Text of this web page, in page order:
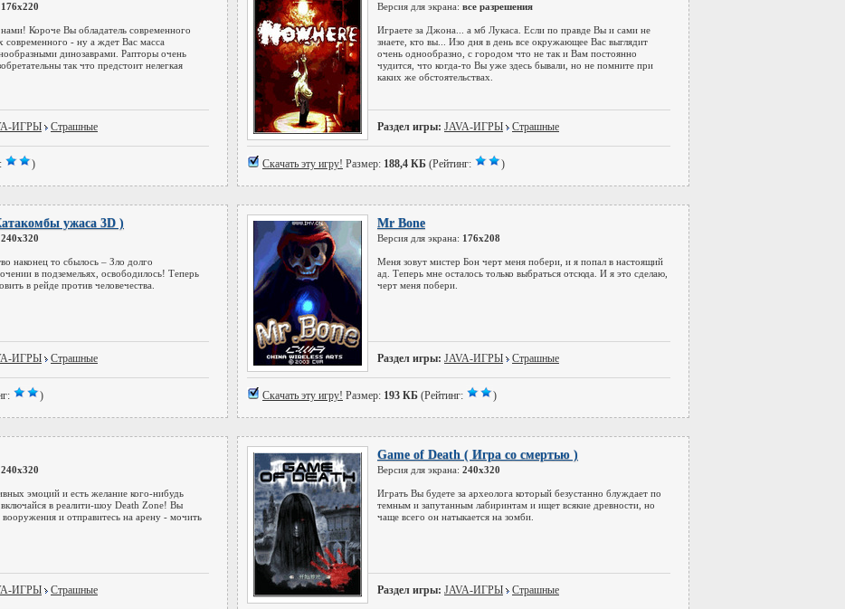
176x220
Короче Вы обладатель современного
современного - ну а ждет Вас масса
динозаврами. Рапторы очень
так что предстоит нелегкая
ИГРЫ Страшные
)
Версия для экрана: все разрешения
Играете за Джона... а мб Лукаса. Если по правде Вы и сами не
знаете, кто вы... Изо дня в день все окружающее Вас выглядит
очень однообразно, с городом что не так и Вам постоянно
чудится, что когда-то Вы уже здесь бывали, но не помните при
каких же обстоятельствах.
Раздел игры: JAVA-ИГРЫ Страшные
Скачать эту игру! Размер: 188,4 КБ (Рейтинг: )
ужаса 3D )
240x320
наконец то сбылось – Зло долго
в подземельях, освободилось! Теперь
в рейде против человечества.
ИГРЫ Страшные
)
Mr Bone
Версия для экрана: 176x208
Меня зовут мистер Бон черт меня побери, и я попал в настоящий
ад. Теперь мне осталось только выбраться отсюда. И я это сделаю,
черт меня побери.
Раздел игры: JAVA-ИГРЫ Страшные
Скачать эту игру! Размер: 193 КБ (Рейтинг: )
240x320
эмоций и есть желание кого-нибудь
включайся в реалити-шоу Death Zone! Вы
и отправитесь на арену - мочить
ИГРЫ Страшные
Game of Death ( Игра со смертью )
Версия для экрана: 240x320
Играть Вы будете за археолога который безустанно блуждает по
темным и запутанным лабиринтам и ищет всякие древности, но
чаще всего он натыкается на зомби.
Раздел игры: JAVA-ИГРЫ Страшные